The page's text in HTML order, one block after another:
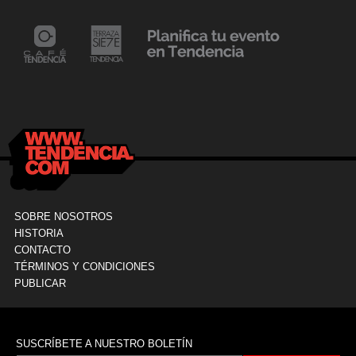
24 mayo, 2021
SOBRE NOSOTROS
HISTORIA
CONTACTO
TÉRMINOS Y CONDICIONES
PUBLICAR
SUSCRÍBETE A NUESTRO BOLETÍN